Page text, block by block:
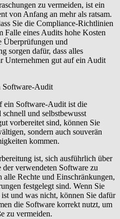
zu vermeiden, ist ein
von Anfang an mehr als ratsam.
Sie die Compliance-Richtlinien
Falle eines Audits hohe Kosten
Überprüfungen und
sorgen dafür, dass alles
Unternehmen gut auf ein Audit
Software-Audit
ein Software-Audit ist die
und selbstbewusst
vorbereitet sind, können Sie
sondern auch souverän
kommen.
ist, sich ausführlich über
der verwendeten Software zu
Rechte und Einschränkungen,
festgelegt sind. Wenn Sie
und was nicht, können Sie dafür
die Software korrekt nutzt, um
zu vermeiden.